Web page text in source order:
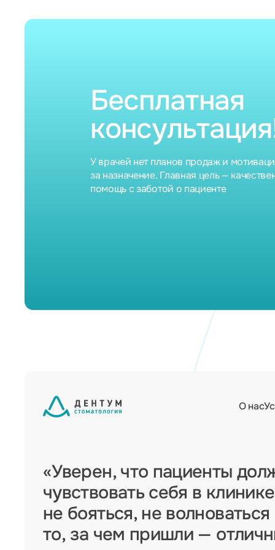
как важно слышать пациента, уметь находить
Бесплатная
У врачей нет планов продаж и
за назначение. Главная цель —
помощь с заботой о пациенте
О нас
«Уверен, что пациенты
чувствовать себя в
не бояться, не
то, за чем пришли —